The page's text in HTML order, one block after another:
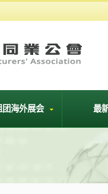
团海外展会 最